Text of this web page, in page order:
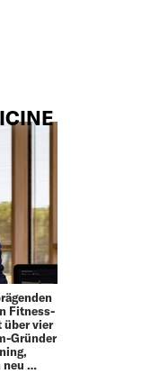
Fitness-
über vier
Gründer
neu …